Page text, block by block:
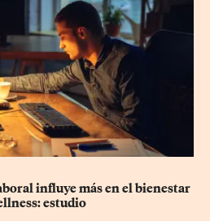
influye más en el bienestar
estudio